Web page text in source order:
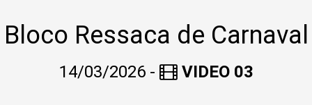
Bloco Ressaca de Carnaval
14/03/2026 - VIDEO 03